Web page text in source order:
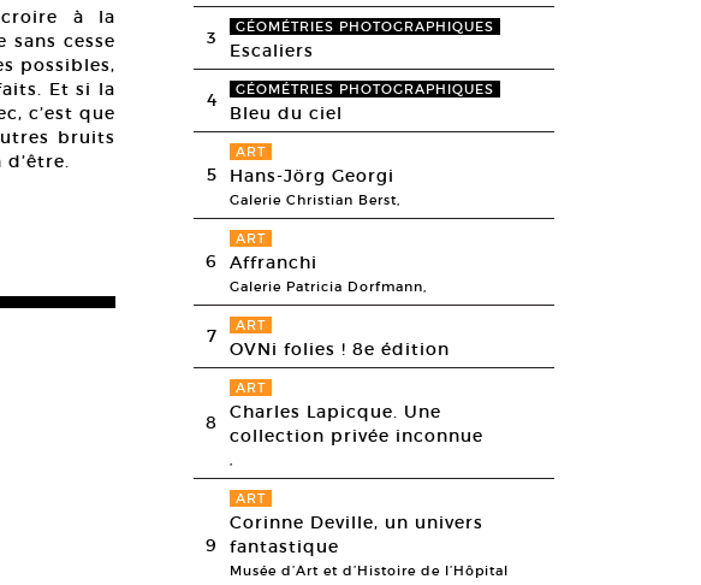
à la
cesse
possibles,
Et si la
c’est que
bruits
3 GÉOMÉTRIES PHOTOGRAPHIQUES
Escaliers
4 GÉOMÉTRIES PHOTOGRAPHIQUES
Bleu du ciel
5
ART
Hans-Jörg Georgi
Galerie Christian Berst,
6
ART
Affranchi
Galerie Patricia Dorfmann,
7 ART
OVNi folies ! 8e édition
8
ART
Charles Lapicque. Une
collection privée inconnue
,
9
ART
Corinne Deville, un univers
fantastique
Musée d’Art et d’Histoire de l’Hôpital